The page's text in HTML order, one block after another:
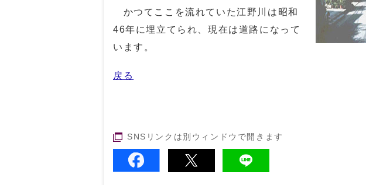
かつてここを流れていた江野川は昭和
46年に埋立てられ、現在は道路になって
います。
戻る
SNSリンクは別ウィンドウで開きます